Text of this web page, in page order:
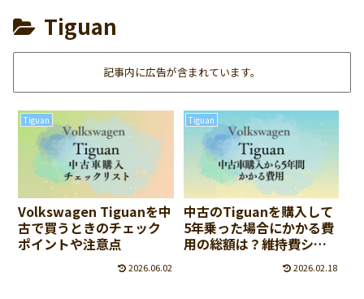
Tiguan
記事内に広告が含まれています。
Tiguan
Volkswagen Tiguanを中
古で買うときのチェック
ポイントや注意点
2026.06.02
Tiguan
中古のTiguanを購入して
5年乗った場合にかかる費
用の総額は？維持費シミ
2026.02.18